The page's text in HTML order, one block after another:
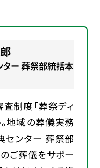
ター 葬祭部統括本
制度「葬祭ディ
地域の葬儀実務
センター 葬祭部
ご葬儀をサポー